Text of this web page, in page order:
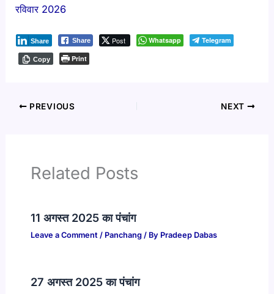
रविवार 2026
Share Post
Share Whatsapp Telegram
Copy Print
PREVIOUS NEXT
Related Posts
11 अगस्त 2025 का पंचांग
Leave a Comment / Panchang/ By Pradeep Dabas
27 अगस्त 2025 का पंचांग